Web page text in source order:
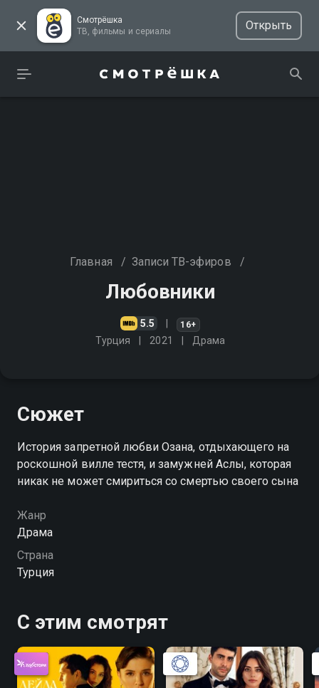
Смотрёшка
ТВ, фильмы и сериалы
Открыть
Главная / Записи ТВ-эфиров /
Любовники
5.5 16+
Турция 2021 Драма
Сюжет
История запретной любви Озана, отдыхающего на
роскошной вилле тестя, и замужней Аслы, которая
никак не может смириться со смертью своего сына
Жанр
Драма
Страна
Турция
С этим смотрят